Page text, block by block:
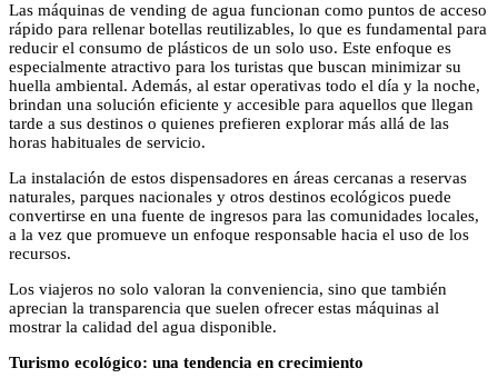
Las máquinas de vending de agua funcionan como puntos de acceso
rápido para rellenar botellas reutilizables, lo que es fundamental para
reducir el consumo de plásticos de un solo uso. Este enfoque es
especialmente atractivo para los turistas que buscan minimizar su
huella ambiental. Además, al estar operativas todo el día y la noche,
brindan una solución eficiente y accesible para aquellos que llegan
tarde a sus destinos o quienes prefieren explorar más allá de las
horas habituales de servicio.
La instalación de estos dispensadores en áreas cercanas a reservas
naturales, parques nacionales y otros destinos ecológicos puede
convertirse en una fuente de ingresos para las comunidades locales,
a la vez que promueve un enfoque responsable hacia el uso de los
recursos.
Los viajeros no solo valoran la conveniencia, sino que también
aprecian la transparencia que suelen ofrecer estas máquinas al
mostrar la calidad del agua disponible.
Turismo ecológico: una tendencia en crecimiento